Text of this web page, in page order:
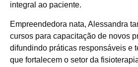
integral ao paciente.
Empreendedora nata, Alessandra
cursos para capacitação de novos
difundindo práticas responsáveis e
que fortalecem o setor da